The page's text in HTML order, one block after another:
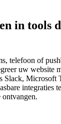
in tools
telefoon of
uw website
Slack, Microsoft
integraties